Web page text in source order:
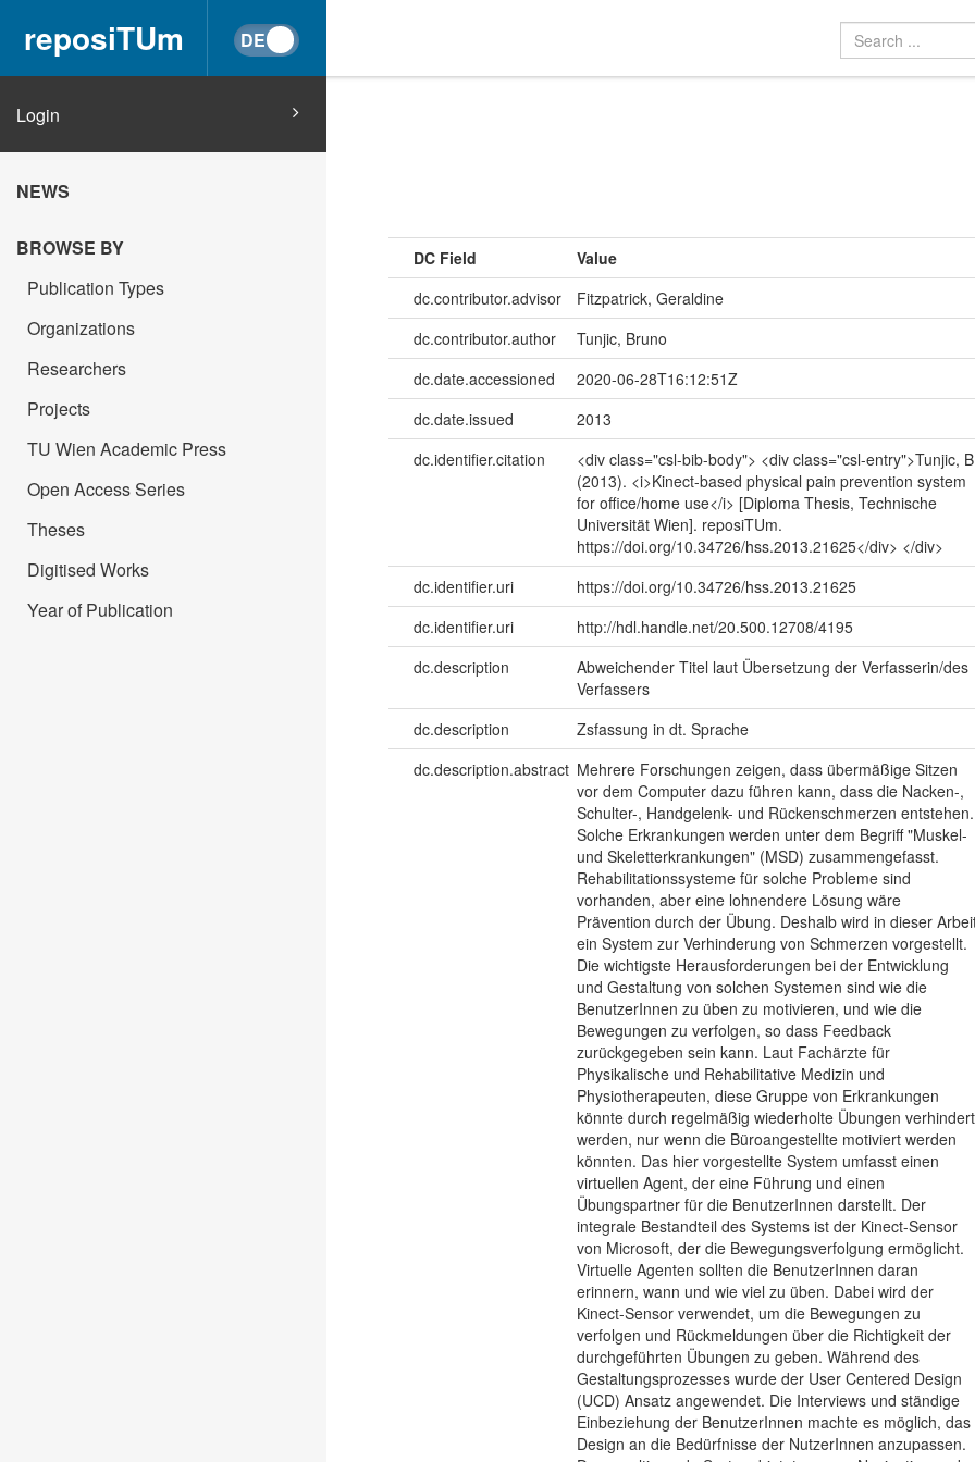
reposiTUm
Login
NEWS
BROWSE BY
Publication Types
Organizations
Researchers
Projects
TU Wien Academic Press
Open Access Series
Theses
Digitised Works
Year of Publication
DC Field
Value
dc.contributor.advisor
Fitzpatrick, Geraldine
dc.contributor.author
Tunjic, Bruno
dc.date.accessioned
2020-06-28T16:12:51Z
dc.date.issued
2013
dc.identifier.citation
<div class="csl-bib-body"> <div class="csl-entry">Tunjic,
(2013). <i>Kinect-based physical pain prevention system
for office/home use</i> [Diploma Thesis, Technische
Universität Wien]. reposiTUm.
https://doi.org/10.34726/hss.2013.21625</div> </div>
dc.identifier.uri
https://doi.org/10.34726/hss.2013.21625
dc.identifier.uri
http://hdl.handle.net/20.500.12708/4195
dc.description
Abweichender Titel laut Übersetzung der Verfasserin/des
Verfassers
dc.description
Zsfassung in dt. Sprache
dc.description.abstract Mehrere Forschungen zeigen, dass übermäßige Sitzen
vor dem Computer dazu führen kann, dass die Nacken-,
Schulter-, Handgelenk- und Rückenschmerzen entstehen.
Solche Erkrankungen werden unter dem Begriff "Muskel-
und Skeletterkrankungen" (MSD) zusammengefasst.
Rehabilitationssysteme für solche Probleme sind
vorhanden, aber eine lohnendere Lösung wäre
Prävention durch der Übung. Deshalb wird in dieser
ein System zur Verhinderung von Schmerzen vorgestellt.
Die wichtigste Herausforderungen bei der Entwicklung
und Gestaltung von solchen Systemen sind wie die
BenutzerInnen zu üben zu motivieren, und wie die
Bewegungen zu verfolgen, so dass Feedback
zurückgegeben sein kann. Laut Fachärzte für
Physikalische und Rehabilitative Medizin und
Physiotherapeuten, diese Gruppe von Erkrankungen
könnte durch regelmäßig wiederholte Übungen verhindert
werden, nur wenn die Büroangestellte motiviert werden
könnten. Das hier vorgestellte System umfasst einen
virtuellen Agent, der eine Führung und einen
Übungspartner für die BenutzerInnen darstellt. Der
integrale Bestandteil des Systems ist der Kinect-Sensor
von Microsoft, der die Bewegungsverfolgung ermöglicht.
Virtuelle Agenten sollten die BenutzerInnen daran
erinnern, wann und wie viel zu üben. Dabei wird der
Kinect-Sensor verwendet, um die Bewegungen zu
verfolgen und Rückmeldungen über die Richtigkeit der
durchgeführten Übungen zu geben. Während des
Gestaltungsprozesses wurde der User Centered Design
(UCD) Ansatz angewendet. Die Interviews und ständige
Einbeziehung der BenutzerInnen machte es möglich, das
Design an die Bedürfnisse der NutzerInnen anzupassen.